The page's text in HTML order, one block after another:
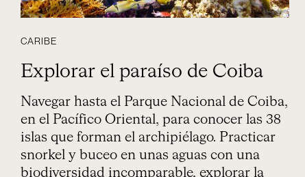
CARIBE
Explorar el paraíso de Coiba
Navegar hasta el Parque Nacional de Coiba,
en el Pacífico Oriental, para conocer las 38
islas que forman el archipiélago. Practicar
snorkel y buceo en unas aguas con una
biodiversidad incomparable, explorar la